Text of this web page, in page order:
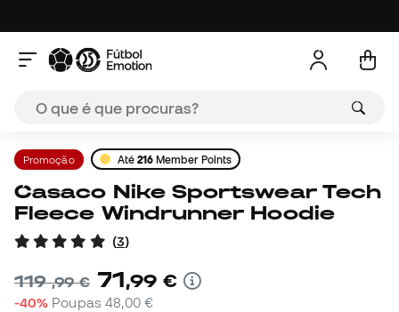
Promoção Até 216 Member Points
Casaco Nike Sportswear Tech
Fleece Windrunner Hoodie
(3)
119,99 € 71,99 €
-40% Poupas 48,00 €